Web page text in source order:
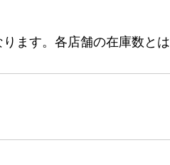
ます。各店舗の在庫数とは